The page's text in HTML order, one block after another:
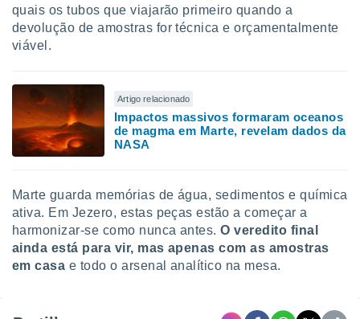
quais os tubos que viajarão primeiro quando a
devolução de amostras for técnica e orçamentalmente
viável.
Artigo relacionado
Impactos massivos formaram oceanos
de magma em Marte, revelam dados da
NASA
Marte guarda memórias de água, sedimentos e química
ativa. Em Jezero, estas peças estão a começar a
harmonizar-se como nunca antes.O veredito final
ainda está para vir, mas apenas com as amostras
em casa e todo o arsenal analítico na mesa.